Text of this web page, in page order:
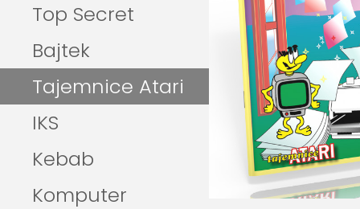
Top Secret
Bajtek
Tajemnice Atari
IKS
Kebab
Komputer